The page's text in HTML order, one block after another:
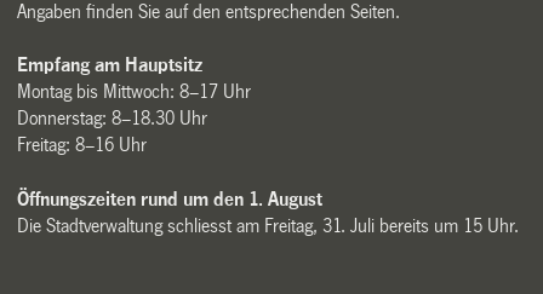
Angaben finden Sie auf den entsprechenden Seiten.
Empfang am Hauptsitz
Montag bis Mittwoch: 8–17 Uhr
Donnerstag: 8–18.30 Uhr
Freitag: 8–16 Uhr
Öffnungszeiten rund um den 1. August
Die Stadtverwaltung schliesst am Freitag, 31. Juli bereits um 15 Uhr.